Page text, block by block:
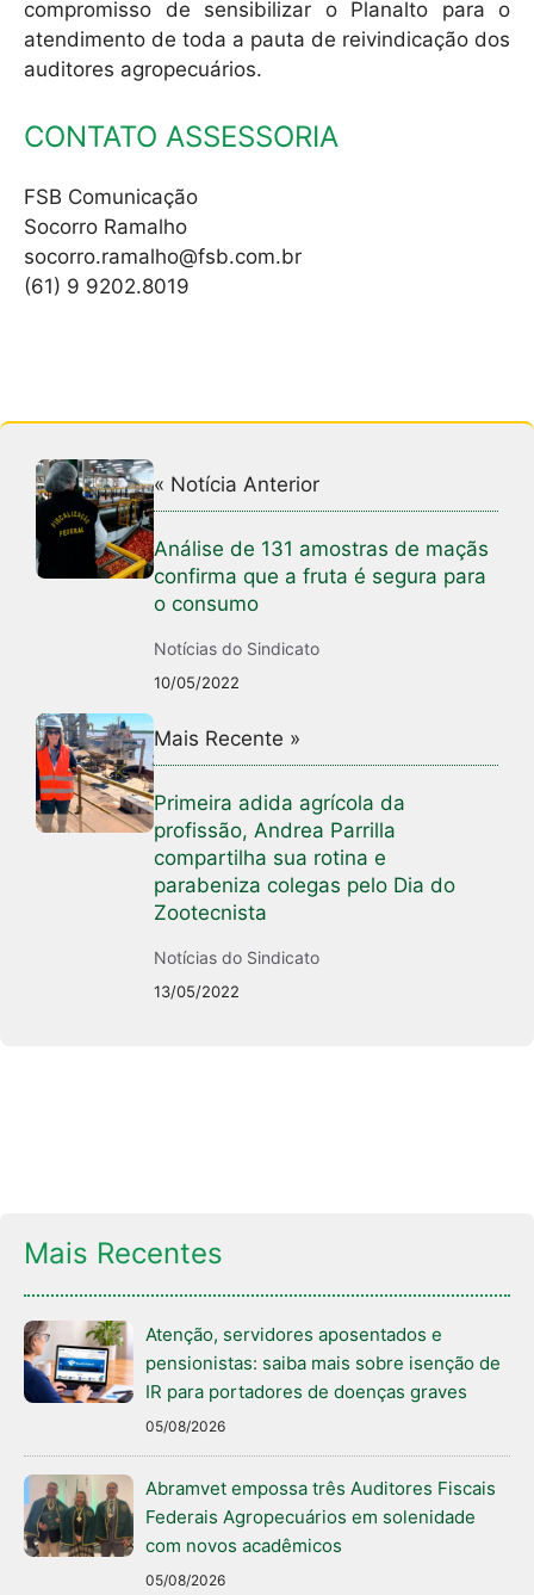
compromisso de sensibilizar o Planalto para o
atendimento de toda a pauta de reivindicação dos
auditores agropecuários.
CONTATO ASSESSORIA
FSB Comunicação
Socorro Ramalho
socorro.ramalho@fsb.com.br
(61) 9 9202.8019
« Notícia Anterior
Análise de 131 amostras de maçãs
confirma que a fruta é segura para
o consumo
Notícias do Sindicato
10/05/2022
Mais Recente »
Primeira adida agrícola da
profissão, Andrea Parrilla
compartilha sua rotina e
parabeniza colegas pelo Dia do
Zootecnista
Notícias do Sindicato
13/05/2022
Mais Recentes
Atenção, servidores aposentados e
pensionistas: saiba mais sobre isenção de
IR para portadores de doenças graves
05/08/2026
Abramvet empossa três Auditores Fiscais
Federais Agropecuários em solenidade
com novos acadêmicos
05/08/2026